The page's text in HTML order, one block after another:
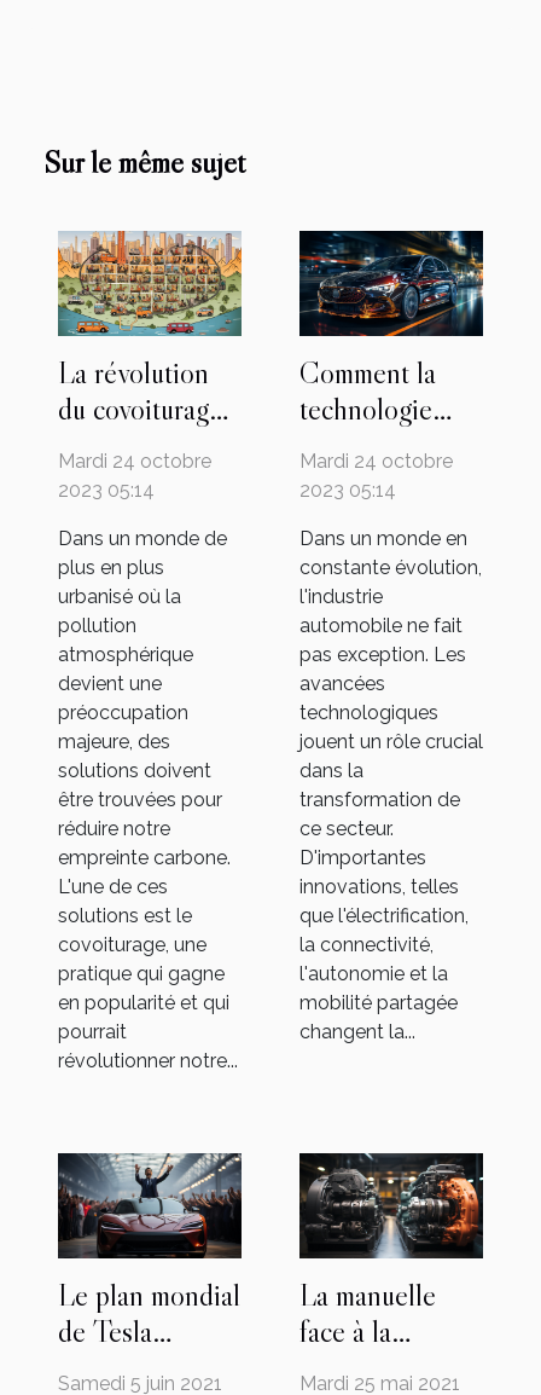
Sur le même sujet
La révolution
du covoiturage:
une solution
urbaine?
Mardi 24 octobre
2023 05:14
Dans un monde de
plus en plus
urbanisé où la
pollution
atmosphérique
devient une
préoccupation
majeure, des
solutions doivent
être trouvées pour
réduire notre
empreinte carbone.
L'une de ces
solutions est le
covoiturage, une
pratique qui gagne
en popularité et qui
pourrait
révolutionner notre...
Comment la
technologie
change la face
de l'industrie
Mardi 24 octobre
2023 05:14
Dans un monde en
constante évolution,
l'industrie
automobile ne fait
pas exception. Les
avancées
technologiques
jouent un rôle crucial
dans la
transformation de
ce secteur.
D'importantes
innovations, telles
que l'électrification,
la connectivité,
l'autonomie et la
mobilité partagée
changent la...
Le plan mondial
de Tesla
menacé par le
Samedi 5 juin 2021
La manuelle
face à la
mécanique : à
Mardi 25 mai 2021